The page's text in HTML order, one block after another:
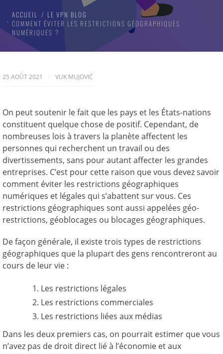
ACCUEIL
LE VPN BLOG
COMMENT ÉVITER LES RESTRICTIONS GÉOGRAPHIQUES
NUMÉRIQUES ?
25 AOÛT 2021 VUK MUJOVIĆ
On peut soutenir le fait que les pays et les États-nations
constituent quelque chose de positif. Cependant, de
nombreuses lois à travers la planète affectent les
personnes qui recherchent un travail ou des
divertissements, sans pour autant affecter les grandes
entreprises. C’est pour cette raison que vous devez savoir
comment éviter les restrictions géographiques
numériques et légales qui s’abattent sur vous. Ces
restrictions géographiques sont aussi appelées géo-
restrictions, géoblocages ou blocages géographiques.
De façon générale, il existe trois types de restrictions
géographiques que la plupart des gens rencontreront au
cours de leur vie :
Les restrictions légales
Les restrictions commerciales
Les restrictions liées aux médias
Dans les deux premiers cas, on pourrait estimer que vous
n’avez pas de droit direct lié à l’économie et aux